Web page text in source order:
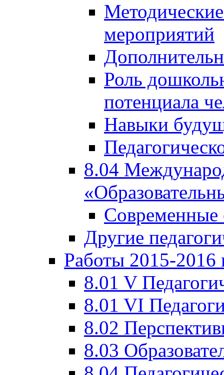
мероприятий
Роль
потенциала
Навыки
8.04
Современные
Другие
Работы 2015-2016
8.01 V
8.01 VI
8.02
8.03